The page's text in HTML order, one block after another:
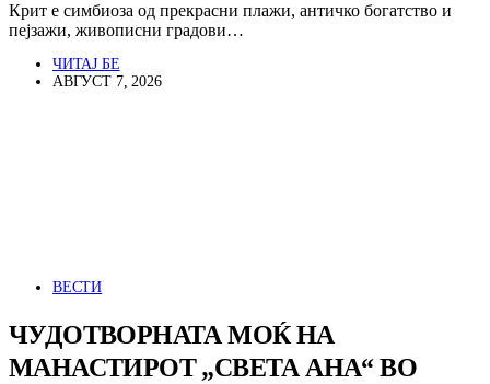
Крит е симбиоза од прекрасни плажи, античко богатство и
пејзажи, живописни градови…
ЧИТАЈ БЕ
АВГУСТ 7, 2026
ВЕСТИ
ЧУДОТВОРНАТА МОЌ НА
МАНАСТИРОТ „СВЕТА АНА“ ВО